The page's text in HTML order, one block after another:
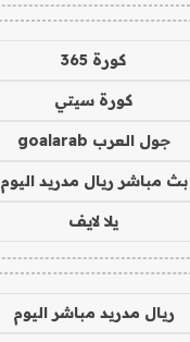
كورة 365
كورة سيتي
جول العرب goalarab
بث مباشر ريال مدريد اليوم
يلا لايف
ريال مدريد مباشر اليوم